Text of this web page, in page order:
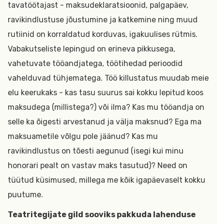
tavatöötajast - maksudeklaratsioonid, palgapäev,
ravikindlustuse jõustumine ja katkemine ning muud
rutiinid on korraldatud korduvas, igakuulises rütmis.
Vabakutseliste lepingud on erineva pikkusega,
vahetuvate tööandjatega, töötihedad perioodid
vahelduvad tühjematega. Töö killustatus muudab meie
elu keerukaks - kas tasu suurus sai kokku lepitud koos
maksudega (millistega?) või ilma? Kas mu tööandja on
selle ka õigesti arvestanud ja välja maksnud? Ega ma
maksuametile võlgu pole jäänud? Kas mu
ravikindlustus on tõesti aegunud (isegi kui minu
honorari pealt on vastav maks tasutud)? Need on
tüütud küsimused, millega me kõik igapäevaselt kokku
puutume.
Teatritegijate gild sooviks pakkuda lahenduse